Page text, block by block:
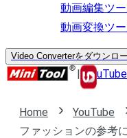
動画編集ツ
動画変換ツ
Video Converterをダウンロ
|
Home
YouTube
ファッションの参考